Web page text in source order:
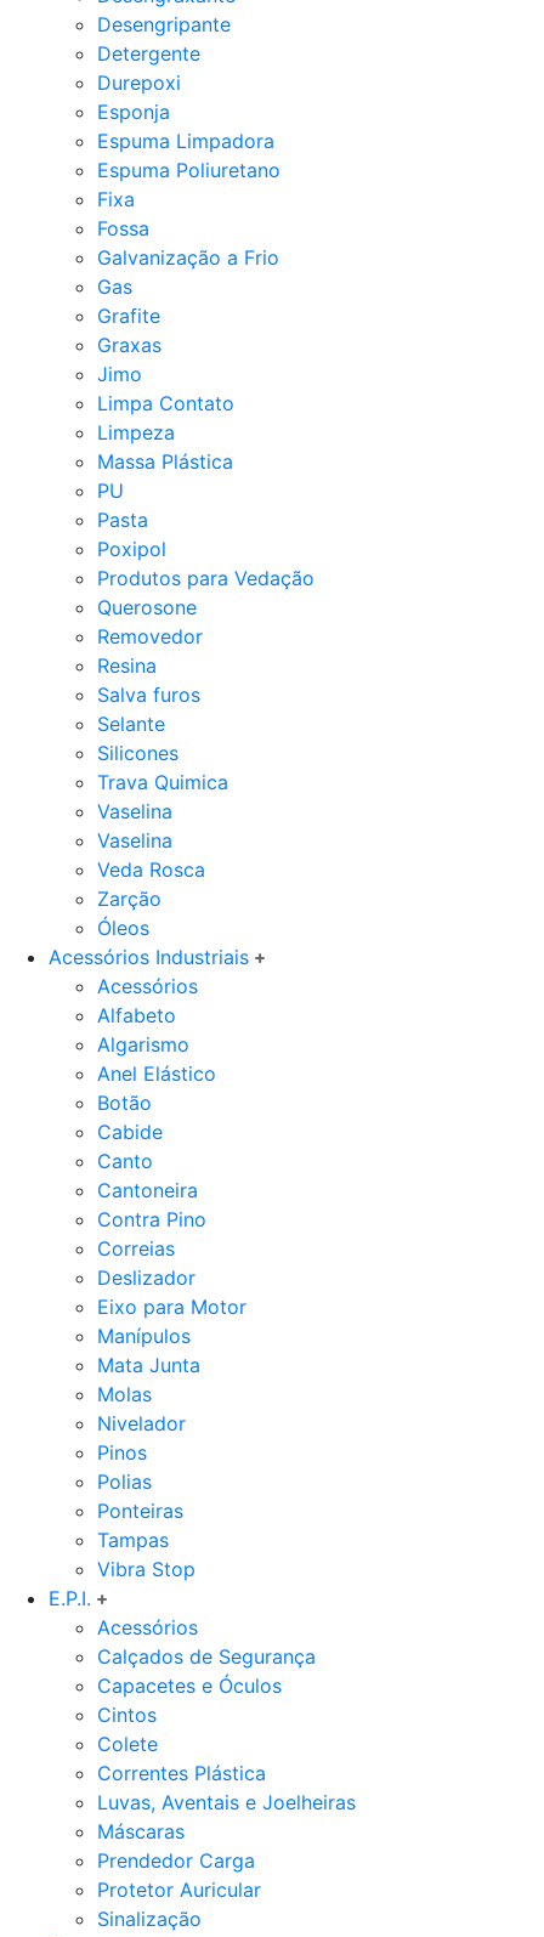
Desengripante
Detergente
Durepoxi
Esponja
Espuma Limpadora
Espuma Poliuretano
Fixa
Fossa
Galvanização a Frio
Gas
Grafite
Graxas
Jimo
Limpa Contato
Limpeza
Massa Plástica
PU
Pasta
Poxipol
Produtos para Vedação
Querosone
Removedor
Resina
Salva furos
Selante
Silicones
Trava Quimica
Vaselina
Vaselina
Veda Rosca
Zarção
Óleos
Acessórios Industriais
Acessórios
Alfabeto
Algarismo
Anel Elástico
Botão
Cabide
Canto
Cantoneira
Contra Pino
Correias
Deslizador
Eixo para Motor
Manípulos
Mata Junta
Molas
Nivelador
Pinos
Polias
Ponteiras
Tampas
Vibra Stop
E.P.I.
Acessórios
Calçados de Segurança
Capacetes e Óculos
Cintos
Colete
Correntes Plástica
Luvas, Aventais e Joelheiras
Máscaras
Prendedor Carga
Protetor Auricular
Sinalização